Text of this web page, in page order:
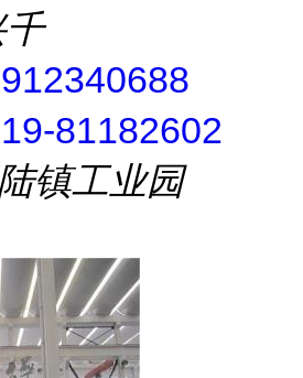
81182602
镇工业园